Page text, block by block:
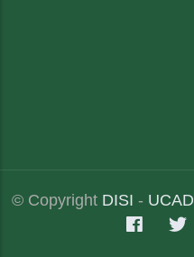
© Copyright DISI - UCAD